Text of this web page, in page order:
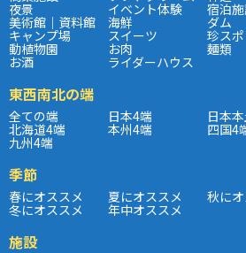
夜景 イベント体験 宿泊
美術館｜資料館 海鮮 ダム
キャンプ場 スイーツ 珍ス
動植物園 お肉 麺類
お酒 ライダーハウス
東西南北の端
全ての端 日本4端 日本
北海道4端 本州4端 四国4
九州4端
季節
春にオススメ 夏にオススメ 秋に
冬にオススメ 年中オススメ
施設